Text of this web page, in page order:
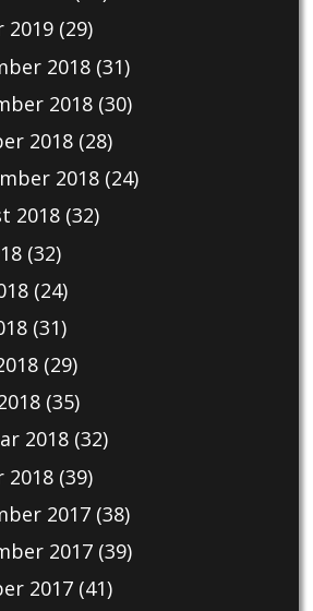
2019(29)
2018(31)
2018(30)
2018(28)
2018(24)
2018(32)
(32)
(24)
(31)
(29)
(35)
2018(32)
2018(39)
2017(38)
2017(39)
2017(41)